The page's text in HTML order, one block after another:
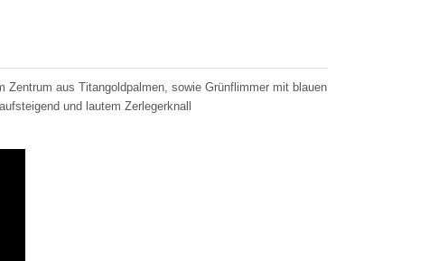
aus Titangoldpalmen, sowie Grünflimmer mit blauen
und lautem Zerlegerknall